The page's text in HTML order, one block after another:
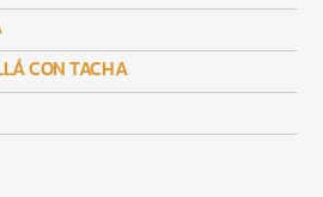
CON TACHA